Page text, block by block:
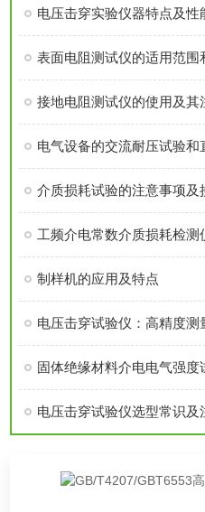
电压击穿实验仪器特点及性
表面电阻测试仪的适用范围
接地电阻测试仪的使用及其
电气设备的交流耐压试验和
介质损耗试验的注意事项及
工频介电常数介质损耗检测
制样机的应用及特点
电压击穿试验仪：高精度测
固体绝缘材料介电电气强度
电压击穿试验仪选型常识及